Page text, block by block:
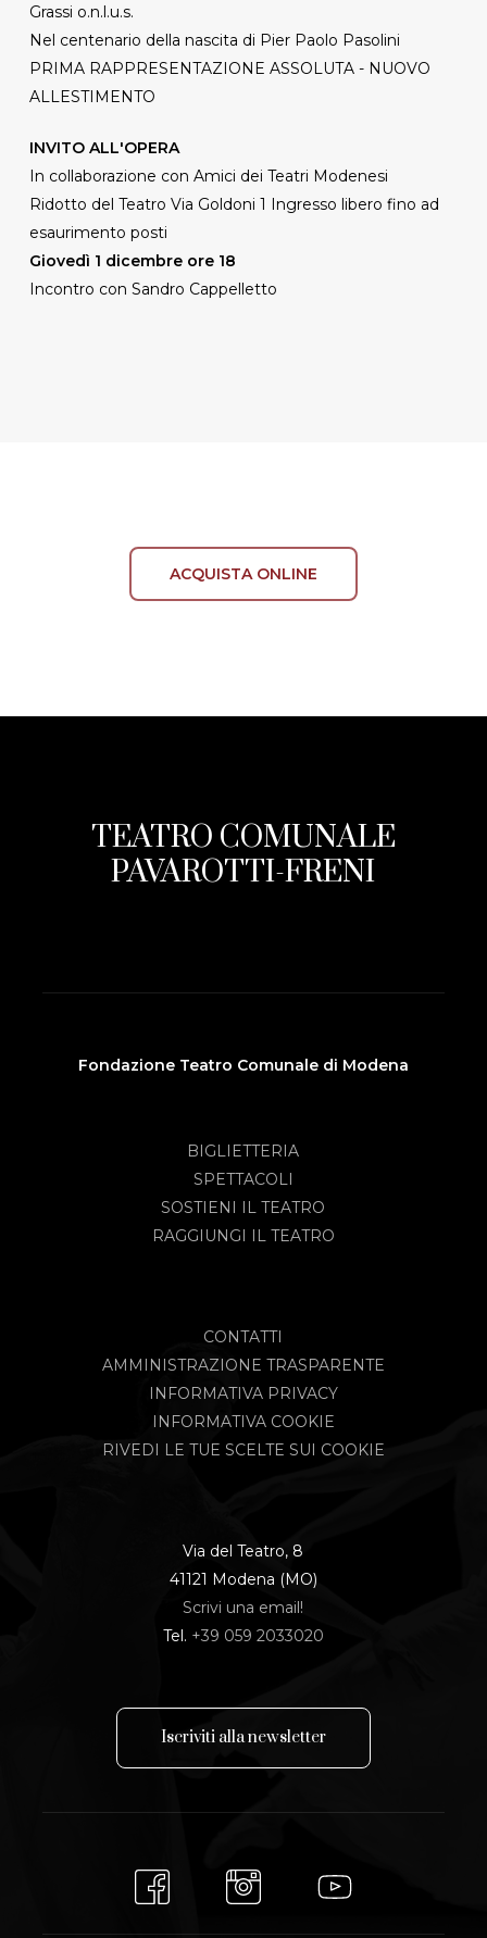
Grassi o.n.l.u.s.
Nel centenario della nascita di Pier Paolo Pasolini
PRIMA RAPPRESENTAZIONE ASSOLUTA - NUOVO
ALLESTIMENTO
INVITO ALL'OPERA
In collaborazione con Amici dei Teatri Modenesi
Ridotto del Teatro Via Goldoni 1 Ingresso libero fino ad
esaurimento posti
Giovedì 1 dicembre ore 18
Incontro con Sandro Cappelletto
ACQUISTA ONLINE
TEATRO COMUNALE
PAVAROTTI-FRENI
Fondazione Teatro Comunale di Modena
BIGLIETTERIA
SPETTACOLI
SOSTIENI IL TEATRO
RAGGIUNGI IL TEATRO
CONTATTI
AMMINISTRAZIONE TRASPARENTE
INFORMATIVA PRIVACY
INFORMATIVA COOKIE
RIVEDI LE TUE SCELTE SUI COOKIE
Via del Teatro, 8
41121 Modena (MO)
Scrivi una email!
Tel. +39 059 2033020
Iscriviti allanewsletter